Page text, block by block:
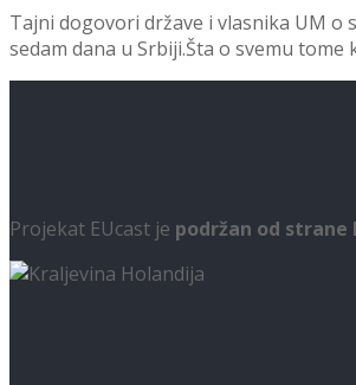
Tajni dogovori države i vlasnika UM o
sedam dana u Srbiji.Šta o svemu
Projekat EUcast je podržan od